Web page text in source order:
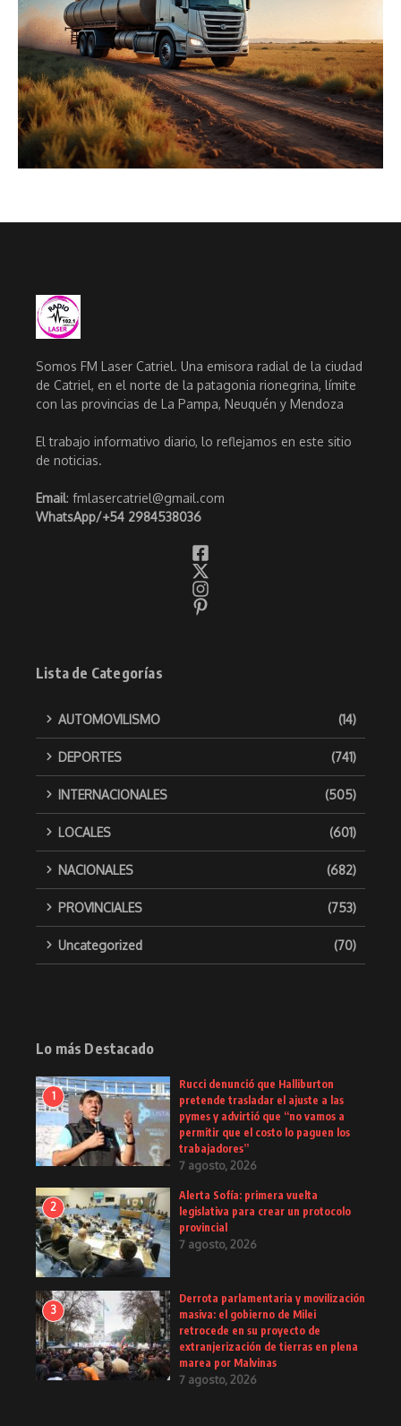
Somos FM Laser Catriel. Una emisora radial de la ciudad
de Catriel, en el norte de la patagonia rionegrina, límite
con las provincias de La Pampa, Neuquén y Mendoza
El trabajo informativo diario, lo reflejamos en este sitio
de noticias.
Email: fmlasercatriel@gmail.com
WhatsApp/+54 2984538036
Lista de Categorías
AUTOMOVILISMO (14)
DEPORTES (741)
INTERNACIONALES (505)
LOCALES (601)
NACIONALES (682)
PROVINCIALES (753)
Uncategorized (70)
Lo más Destacado
1
Rucci denunció que Halliburton
pretende trasladar el ajuste a las
pymes y advirtió que “no vamos a
permitir que el costo lo paguen los
trabajadores”
7 agosto, 2026
2
Alerta Sofía: primera vuelta
legislativa para crear un protocolo
provincial
7 agosto, 2026
3
Derrota parlamentaria y movilización
masiva: el gobierno de Milei
retrocede en su proyecto de
extranjerización de tierras en plena
marea por Malvinas
7 agosto, 2026